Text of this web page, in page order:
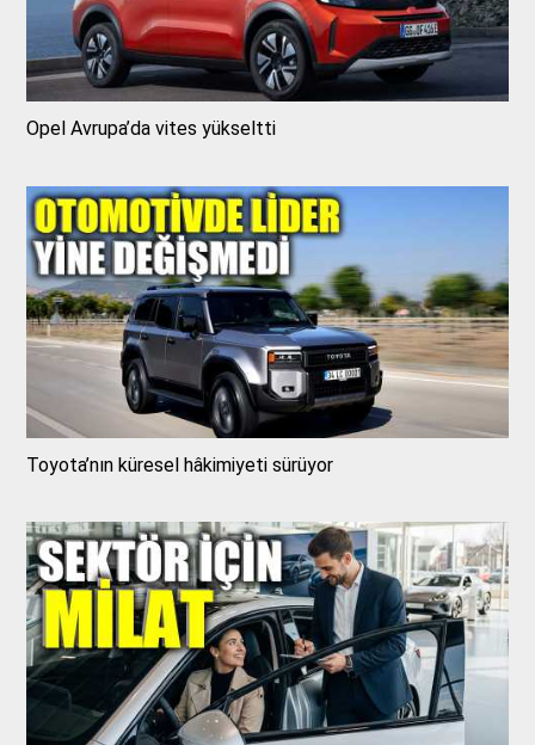
Opel Avrupa’da vites yükseltti
Toyota’nın küresel hâkimiyeti sürüyor